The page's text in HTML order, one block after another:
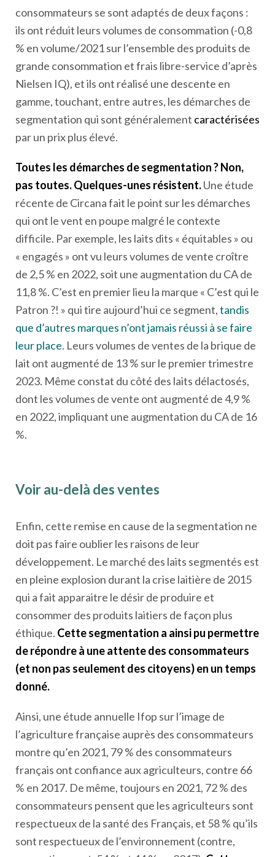
consommateurs se sont adaptés de deux façons :
ils ont réduit leurs volumes de consommation (-0,8
% en volume/2021 sur l’ensemble des produits de
grande consommation et frais libre-service d’après
Nielsen IQ), et ils ont réalisé une descente en
gamme, touchant, entre autres, les démarches de
segmentation qui sont généralement caractérisées
par un prix plus élevé.
Toutes les démarches de segmentation ? Non,
pas toutes. Quelques-unes résistent.Une étude
récente de Circana fait le point sur les démarches
qui ont le vent en poupe malgré le contexte
difficile. Par exemple, les laits dits « équitables » ou
« engagés » ont vu leurs volumes de vente croître
de 2,5 % en 2022, soit une augmentation du CA de
11,8 %. C’est en premier lieu la marque « C’est qui le
Patron ?! » qui tire aujourd’hui ce segment,tandis
que d’autres marques n’ont jamais réussi à se faire
leur place. Leurs volumes de ventes de la brique de
lait ont augmenté de 13 % sur le premier trimestre
2023. Même constat du côté des laits délactosés,
dont les volumes de vente ont augmenté de 4,9 %
en 2022, impliquant une augmentation du CA de 16
%.
Voir au-delà des ventes
Enfin, cette remise en cause de la segmentation ne
doit pas faire oublier les raisons de leur
développement. Le marché des laits segmentés est
en pleine explosion durant la crise laitière de 2015
qui a fait apparaitre le désir de produire et
consommer des produits laitiers de façon plus
éthique. Cette segmentation a ainsi pu permettre
de répondre à une attente des consommateurs
(et non pas seulement des citoyens) en un temps
donné.
Ainsi, une étude annuelle Ifop sur l’image de
l’agriculture française auprès des consommateurs
montre qu’en 2021, 79 % des consommateurs
français ont confiance aux agriculteurs, contre 66
% en 2017. De même, toujours en 2021, 72 % des
consommateurs pensent que les agriculteurs sont
respectueux de la santé des Français, et 58 % qu’ils
sont respectueux de l’environnement (contre,